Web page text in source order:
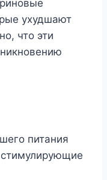
ухудшают
что эти
питания